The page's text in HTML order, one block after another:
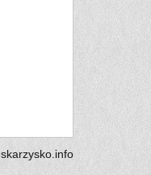
skarzysko.info